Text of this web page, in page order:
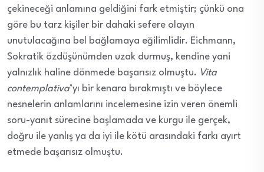
çekineceği anlamına geldiğini fark etmiştir; çünkü ona
göre bu tarz kişiler bir dahaki sefere olayın
unutulacağına bel bağlamaya eğilimlidir. Eichmann,
Sokratik özdüşünümden uzak durmuş, kendine yani
yalnızlık haline dönmede başarısız olmuştu. Vita
contemplativa’yı bir kenara bırakmıştı ve böylece
nesnelerin anlamlarını incelemesine izin veren önemli
soru-yanıt sürecine başlamada ve kurgu ile gerçek,
doğru ile yanlış ya da iyi ile kötü arasındaki farkı ayırt
etmede başarısız olmuştu.